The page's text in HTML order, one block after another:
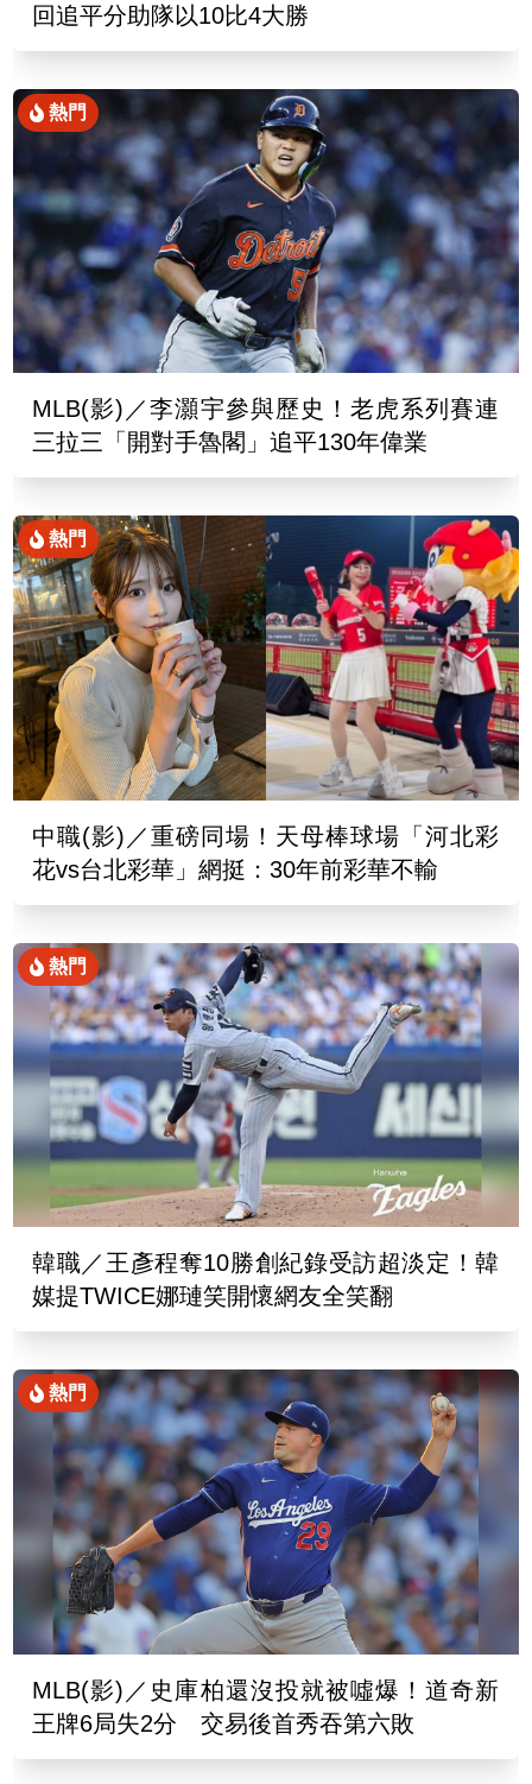
回追平分助隊以10比4大勝
熱門
MLB(影)／李灝宇參與歷史！老虎系列賽連
三拉三「開對手魯閣」追平130年偉業
熱門
中職(影)／重磅同場！天母棒球場「河北彩
花vs台北彩華」網挺：30年前彩華不輸
熱門
韓職／王彥程奪10勝創紀錄受訪超淡定！韓
媒提TWICE娜璉笑開懷網友全笑翻
熱門
MLB(影)／史庫柏還沒投就被噓爆！道奇新
王牌6局失2分 交易後首秀吞第六敗